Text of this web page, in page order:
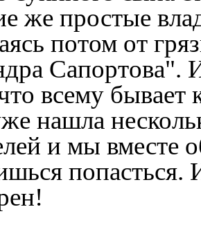
же простые
потом от
Сапортова".
всему бывает
нашла
и мы вместе